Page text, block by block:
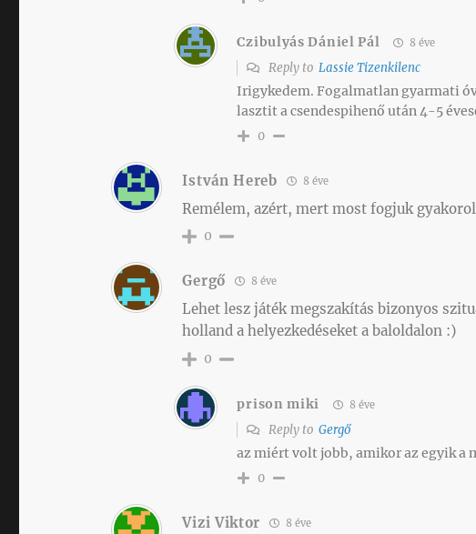
Czibulyás Dániel Pál 8 éve
Reply toLassie Tizenkilenc
Irigykedem. Fogalmatlan gyarmati
lasztit a csendespihenő után 4-5
0
István Hereb 8 éve
Remélem, azért, mert most fogjuk
0
Gergő 8 éve
Lehet lesz játék megszakítás bizonyos
holland a helyezkedéseket a baloldalon :)
0
prison miki 8 éve
Reply toGergő
az miért volt jobb, amikor az egyik a
0
Vizi Viktor 8 éve